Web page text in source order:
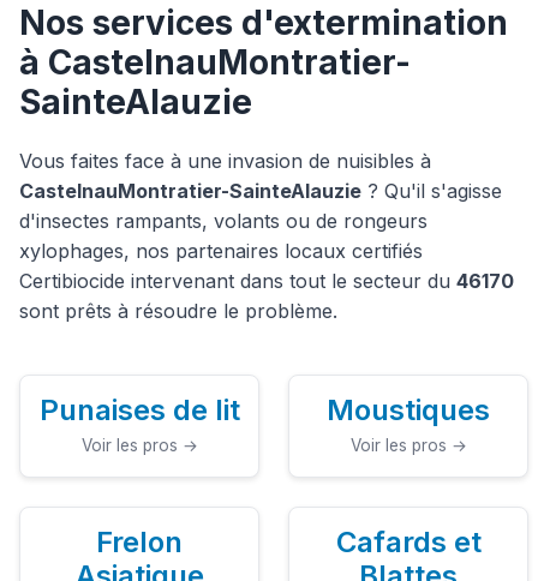
Nos services d'extermination
à CastelnauMontratier-
SainteAlauzie
Vous faites face à une invasion de nuisibles à
CastelnauMontratier-SainteAlauzie ? Qu'il s'agisse
d'insectes rampants, volants ou de rongeurs
xylophages, nos partenaires locaux certifiés
Certibiocide intervenant dans tout le secteur du 46170
sont prêts à résoudre le problème.
Punaises de lit
Voir les pros →
Moustiques
Voir les pros →
Frelon
Cafards et